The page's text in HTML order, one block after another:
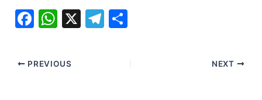
F
c
W
at
X
T
ar
e
PREVIOUS NEXT